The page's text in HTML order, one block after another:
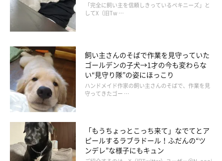
「完全に飼い主を信頼しきっているペキニーズ」と
してX（旧Tw …
飼い主さんのそばで作業を見守っていた
ゴールデンの子犬→1才の今も変わらな
い“見守り隊”の姿にほっこり
ハンドメイド作家の飼い主さんのそばで、作業を見
守ってきたゴー …
「もうちょっとこっち来て」なでてとア
ピールするラブラドール！ふだんの“ツ
ンデレ”な様子にもキュン